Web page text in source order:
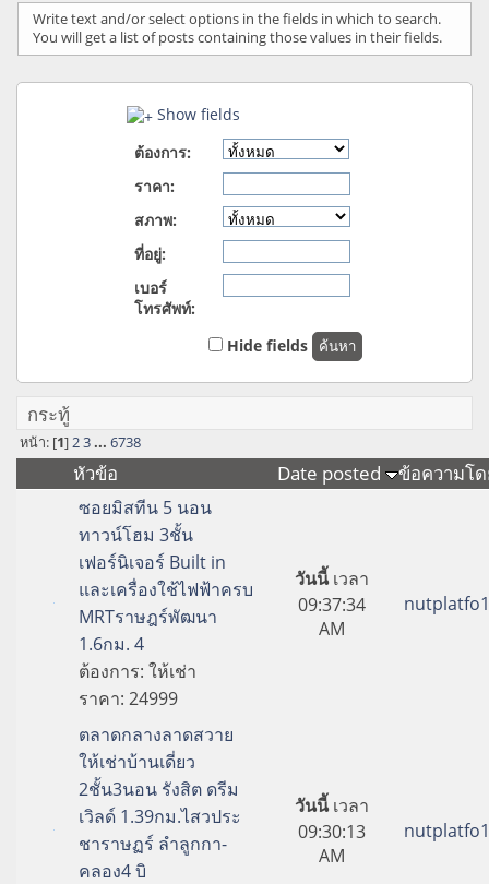
Write text and/or select options in the fields in which to search.
You will get a list of posts containing those values in their fields.
Show fields
ต้องการ:
ราคา:
สภาพ:
ที่อยู่:
เบอร์
โทรศัพท์:
Hide fields
กระทู้
หน้า: [1]2 3 ... 6738
หัวข้อ Date posted ข้อความโ
ซอยมิสทีน 5 นอน
ทาวน์โฮม 3ชั้น
เฟอร์นิเจอร์ Built in
และเครื่องใช้ไฟฟ้าครบ
MRTราษฎร์พัฒนา
1.6กม. 4
ต้องการ:ให้เช่า
ราคา:24999
วันนี้เวลา
09:37:34
AM
ตลาดกลางลาดสวาย
ให้เช่าบ้านเดี่ยว
2ชั้น3นอน รังสิต ดรีม
เวิลด์ 1.39กม.ไสวประ
ชาราษฏร์ ลำลูกกา-
คลอง4 บิ
วันนี้เวลา
09:30:13
AM